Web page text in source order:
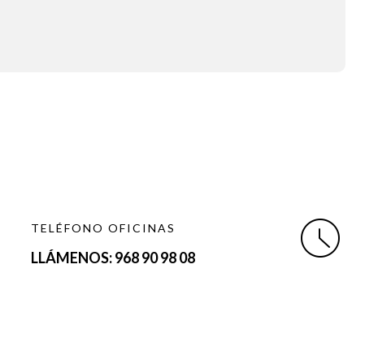
TELÉFONO OFICINAS
LLÁMENOS: 968 90 98 08